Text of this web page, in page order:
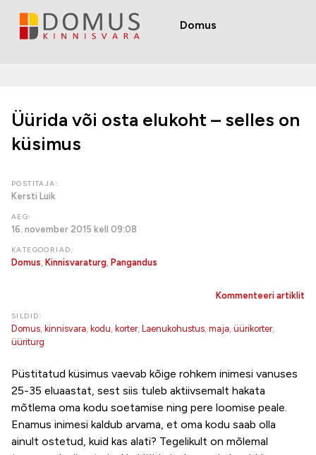
Domus
Üürida või osta elukoht – selles on
küsimus
POSTITAJA:
Kersti Luik
AEG:
16. november 2015 kell 09:08
KATEGOORIAD:
Domus, Kinnisvaraturg, Pangandus
Kommenteeri artiklit
SILDID:
Domus, kinnisvara, kodu, korter, Laenukohustus, maja, üürikorter,
üüriturg
Püstitatud küsimus vaevab kõige rohkem inimesi vanuses
25-35 eluaastat, sest siis tuleb aktiivsemalt hakata
mõtlema oma kodu soetamise ning pere loomise peale.
Enamus inimesi kaldub arvama, et oma kodu saab olla
ainult ostetud, kuid kas alati? Tegelikult on mõlemal